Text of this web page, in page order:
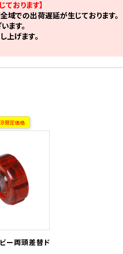
おります】
での出荷遅延が生じております。
ます。
上げます。
限定価格
ー両頭差替ド